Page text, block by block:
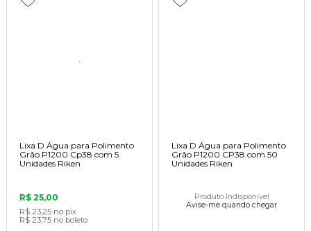
Lixa D Água para Polimento
Grão P1200 Cp38 com 5
Unidades Riken
R$ 25,00
R$ 23,25 no pix
R$ 23,75 no boleto
Lixa D Água para Polimento
Grão P1200 CP38 com 50
Unidades Riken
Produto Indisponível
Avise-me quando chegar